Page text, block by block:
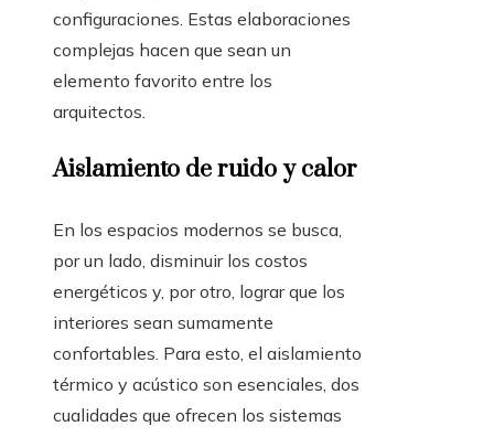
configuraciones. Estas elaboraciones
complejas hacen que sean un
elemento favorito entre los
arquitectos.
Aislamiento de ruido y calor
En los espacios modernos se busca,
por un lado, disminuir los costos
energéticos y, por otro, lograr que los
interiores sean sumamente
confortables. Para esto, el aislamiento
térmico y acústico son esenciales, dos
cualidades que ofrecen los sistemas